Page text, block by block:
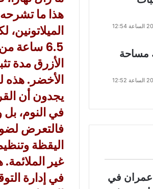
هذا ما
6.5
الأزرق مدة
الأخضر. هذه
يجدون أن
في النوم،
فالتعرض
اليقظة
غير
في إدارة
الإثنين 1 يونيو 2026 الساعة 12:54
مساحة
الإثنين 1 يونيو 2026 الساعة 12:52
عمران في